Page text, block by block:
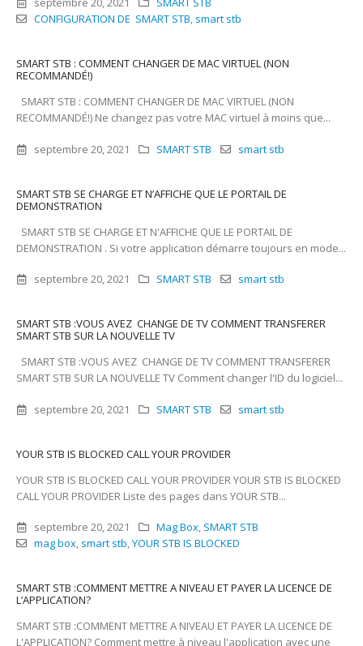
CONFIGURATION DE SMART STB, smart stb
SMART STB : COMMENT CHANGER DE MAC VIRTUEL (NON
RECOMMANDÉ!)
SMART STB : COMMENT CHANGER DE MAC VIRTUEL (NON
RECOMMANDÉ!) Ne changez pas votre MAC virtuel à moins que...
septembre 20, 2021 SMART STB smart stb
SMART STB SE CHARGE ET N’AFFICHE QUE LE PORTAIL DE
DEMONSTRATION
SMART STB SE CHARGE ET N'AFFICHE QUE LE PORTAIL DE
DEMONSTRATION . Si votre application démarre toujours en mode...
septembre 20, 2021 SMART STB smart stb
SMART STB :VOUS AVEZ CHANGE DE TV COMMENT TRANSFERER
SMART STB SUR LA NOUVELLE TV
SMART STB :VOUS AVEZ CHANGE DE TV COMMENT TRANSFERER
SMART STB SUR LA NOUVELLE TV Comment changer l'ID du logiciel...
septembre 20, 2021 SMART STB smart stb
YOUR STB IS BLOCKED CALL YOUR PROVIDER
YOUR STB IS BLOCKED CALL YOUR PROVIDER YOUR STB IS BLOCKED
CALL YOUR PROVIDER Liste des pages dans YOUR STB...
septembre 20, 2021 Mag Box, SMART STB
mag box, smart stb,YOUR STB IS BLOCKED
SMART STB :COMMENT METTRE A NIVEAU ET PAYER LA LICENCE DE
L’APPLICATION?
SMART STB :COMMENT METTRE A NIVEAU ET PAYER LA LICENCE DE
L'APPLICATION? Comment mettre à niveau l'application avec une